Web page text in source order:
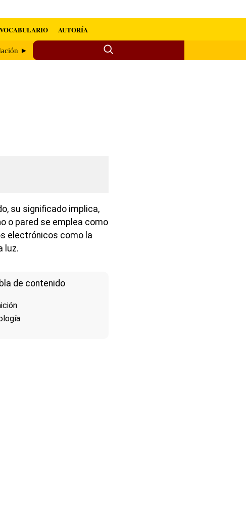
VOCABULARIO AUTORÍA
►
su significado implica,
o pared se emplea como
electrónicos como la
luz.
de contenido